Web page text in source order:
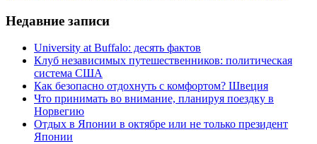
Недавние записи
University at Buffalo: десять фактов
Клуб независимых путешественников: политическая
система США
Как безопасно отдохнуть с комфортом? Швеция
Что принимать во внимание, планируя поездку в
Норвегию
Отдых в Японии в октябре или не только президент
Японии